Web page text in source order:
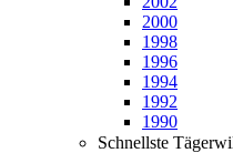
2000
1998
1996
1994
1992
1990
Schnellste